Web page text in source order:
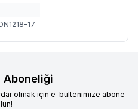
17
Aboneliği
olmak için e-bültenimize abone